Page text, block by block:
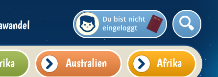
Du bist nicht
eingeloggt
Australien Afrika